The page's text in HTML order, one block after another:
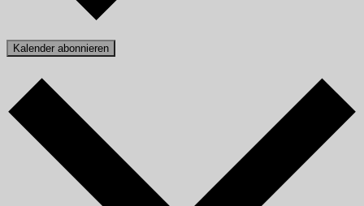
Kalender abonnieren